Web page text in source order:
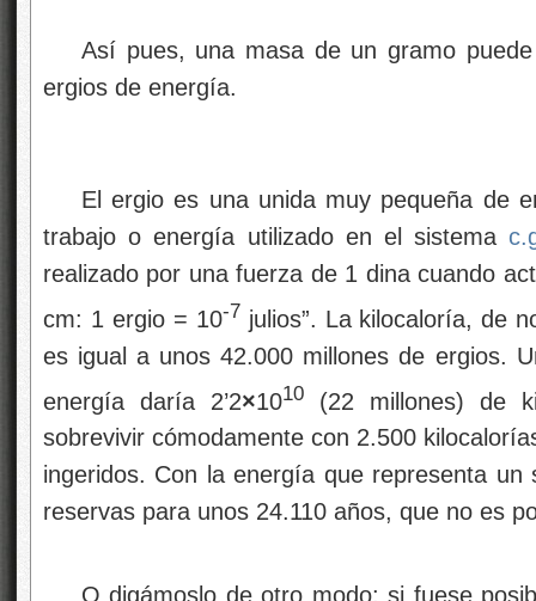
Así pues, una masa de un gramo
ergios de energía.
El ergio es una unida muy pequeña de
trabajo o energía utilizado en el sistema
realizado por una fuerza de 1 dina cuando
cm: 1 ergio = 10-7 julios”. La kilocaloría, de
es igual a unos 42.000 millones de ergios.
energía daría 2’2×1010 (22 millones) de
sobrevivir cómodamente con 2.500
ingeridos. Con la energía que representa
reservas para unos 24.110 años, que no es
O digámoslo de otro modo: si fuese